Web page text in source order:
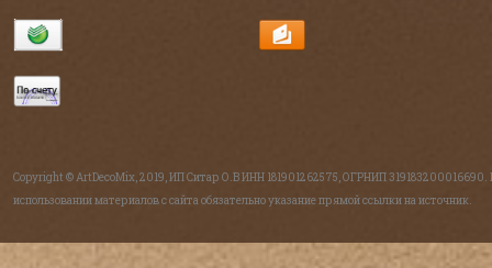
Copyright © ArtDecoMix, 2019, ИП Ситар О.В ИНН 181901262575, ОГРНИП 319183200016690.
использовании материалов с сайта обязательно указание прямой ссылки на источник.